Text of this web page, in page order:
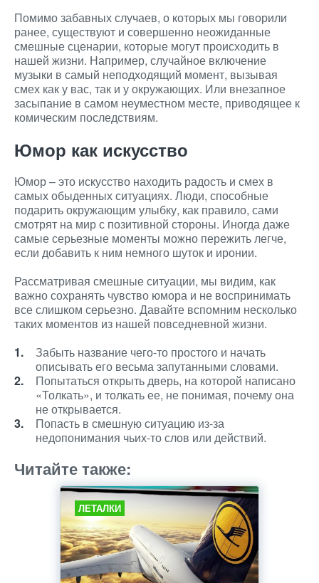
Помимо забавных случаев, о которых мы говорили
ранее, существуют и совершенно неожиданные
смешные сценарии, которые могут происходить в
нашей жизни. Например, случайное включение
музыки в самый неподходящий момент, вызывая
смех как у вас, так и у окружающих. Или внезапное
засыпание в самом неуместном месте, приводящее к
комическим последствиям.
Юмор как искусство
Юмор – это искусство находить радость и смех в
самых обыденных ситуациях. Люди, способные
подарить окружающим улыбку, как правило, сами
смотрят на мир с позитивной стороны. Иногда даже
самые серьезные моменты можно пережить легче,
если добавить к ним немного шуток и иронии.
Рассматривая смешные ситуации, мы видим, как
важно сохранять чувство юмора и не воспринимать
все слишком серьезно. Давайте вспомним несколько
таких моментов из нашей повседневной жизни.
Забыть название чего-то простого и начать
описывать его весьма запутанными словами.
Попытаться открыть дверь, на которой написано
«Толкать», и толкать ее, не понимая, почему она
не открывается.
Попасть в смешную ситуацию из-за
недопонимания чьих-то слов или действий.
Читайте также:
ЛЕТАЛКИ